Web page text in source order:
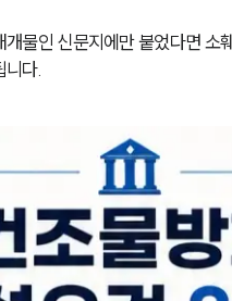
물인 신문지에만 붙었다면 소
다.